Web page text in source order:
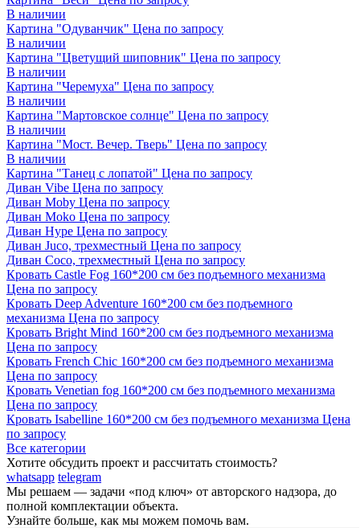
В наличии
Картина "Одуванчик" Цена по запросу
В наличии
Картина "Цветущий шиповник" Цена по запросу
В наличии
Картина "Черемуха" Цена по запросу
В наличии
Картина "Мартовское солнце" Цена по запросу
В наличии
Картина "Мост. Вечер. Тверь" Цена по запросу
В наличии
Картина "Танец с лопатой" Цена по запросу
Диван Vibe Цена по запросу
Диван Moby Цена по запросу
Диван Moko Цена по запросу
Диван Hype Цена по запросу
Диван Juco, трехместный Цена по запросу
Диван Coco, трехместный Цена по запросу
Кровать Castle Fog 160*200 см без подъемного механизма
Цена по запросу
Кровать Deep Adventure 160*200 см без подъемного
механизма Цена по запросу
Кровать Bright Mind 160*200 см без подъемного механизма
Цена по запросу
Кровать French Chic 160*200 см без подъемного механизма
Цена по запросу
Кровать Venetian fog 160*200 см без подъемного механизма
Цена по запросу
Кровать Isabelline 160*200 см без подъемного механизма Цена
по запросу
Все категории
Хотите обсудить проект и рассчитать стоимость?
whatsapp telegram
Мы решаем — задачи «под ключ» от авторского надзора, до
полной комплектации объекта.
Узнайте больше, как мы можем помочь вам.